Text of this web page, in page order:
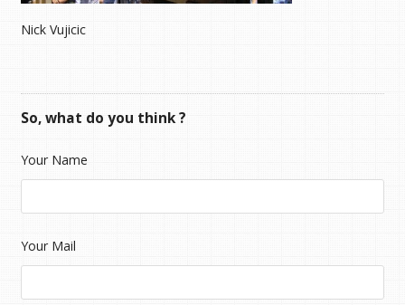
Nick Vujicic
So, what do you think ?
Your Name
Your Mail